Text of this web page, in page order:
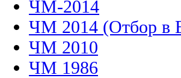
ЧМ-2014
ЧМ 2014 (Отбор в
ЧМ 2010
ЧМ 1986